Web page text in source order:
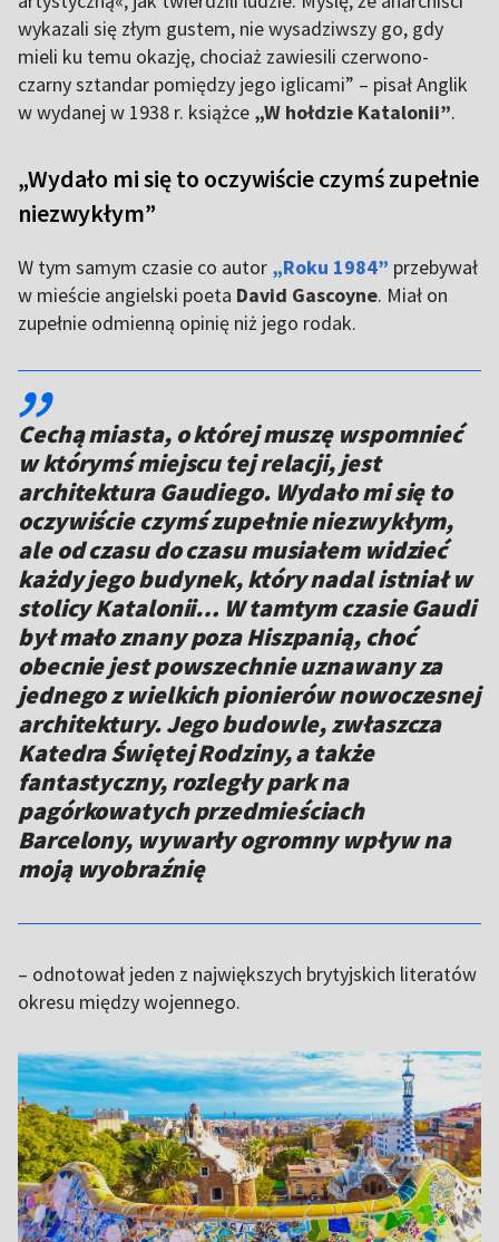
wykazali się złym gustem, nie wysadziwszy go, gdy
mieli ku temu okazję, chociaż zawiesili czerwono-
czarny sztandar pomiędzy jego iglicami” – pisał Anglik
w wydanej w 1938 r. książce „W hołdzie Katalonii”.
„Wydało mi się to oczywiście czymś zupełnie
niezwykłym”
W tym samym czasie co autor „Roku 1984” przebywał
w mieście angielski poeta David Gascoyne. Miał on
zupełnie odmienną opinię niż jego rodak.
,,
Cechą miasta, o której muszę wspomnieć
w którymś miejscu tej relacji, jest
architektura Gaudiego. Wydało mi się to
oczywiście czymś zupełnie niezwykłym,
ale od czasu do czasu musiałem widzieć
każdy jego budynek, który nadal istniał w
stolicy Katalonii… W tamtym czasie Gaudi
był mało znany poza Hiszpanią, choć
obecnie jest powszechnie uznawany za
jednego z wielkich pionierów nowoczesnej
architektury. Jego budowle, zwłaszcza
Katedra Świętej Rodziny, a także
fantastyczny, rozległy park na
pagórkowatych przedmieściach
Barcelony, wywarły ogromny wpływ na
moją wyobraźnię
– odnotował jeden z największych brytyjskich literatów
okresu między wojennego.